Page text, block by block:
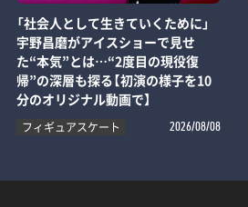
「社会人として生きていくために」
宇野昌磨がアイスショーで見せ
た“本気”とは…“2度目の現役復
帰”の深層も探る【初演の様子を10
分のオリジナル動画で】
フィギュアスケート 2026/08/08